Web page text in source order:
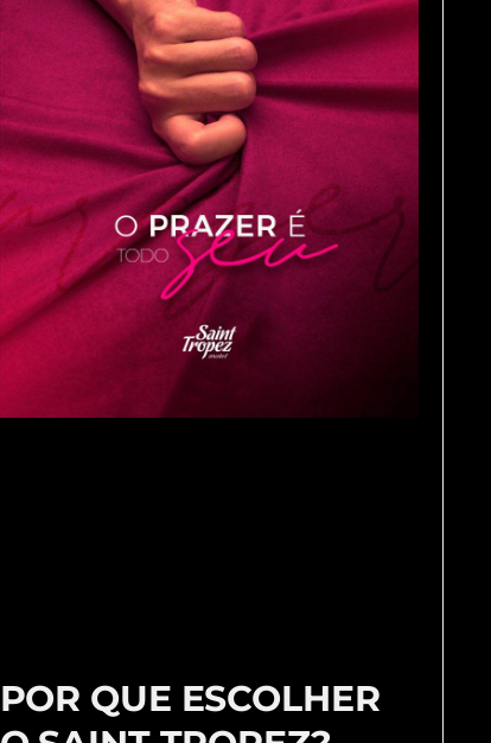
POR QUE ESCOLHER